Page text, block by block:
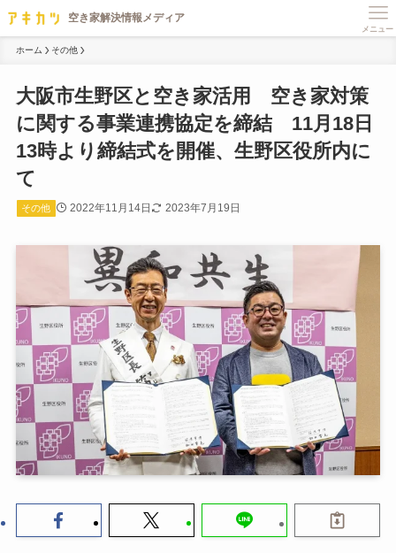
メニュー
ホーム その他
大阪市生野区と空き家活用 空き家対策
に関する事業連携協定を締結 11月18日
13時より締結式を開催、生野区役所内に
て
その他 2022年11月14日 2023年7月19日